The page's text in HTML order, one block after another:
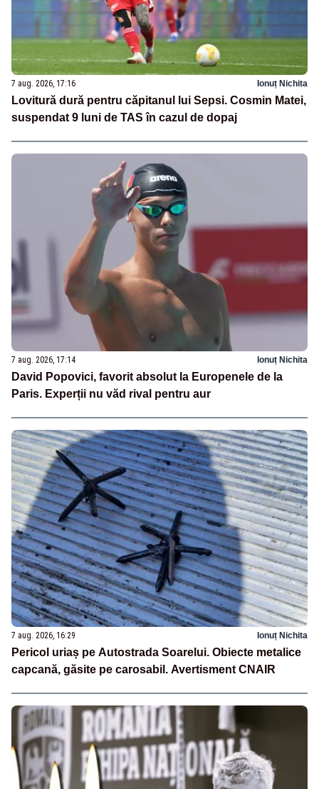
7 aug. 2026, 17:16 Ionuț Nichita
Lovitură dură pentru căpitanul lui Sepsi. Cosmin Matei,
suspendat 9 luni de TAS în cazul de dopaj
7 aug. 2026, 17:14 Ionuț Nichita
David Popovici, favorit absolut la Europenele de la
Paris. Experții nu văd rival pentru aur
7 aug. 2026, 16:29 Ionuț Nichita
Pericol uriaș pe Autostrada Soarelui. Obiecte metalice
capcană, găsite pe carosabil. Avertisment CNAIR